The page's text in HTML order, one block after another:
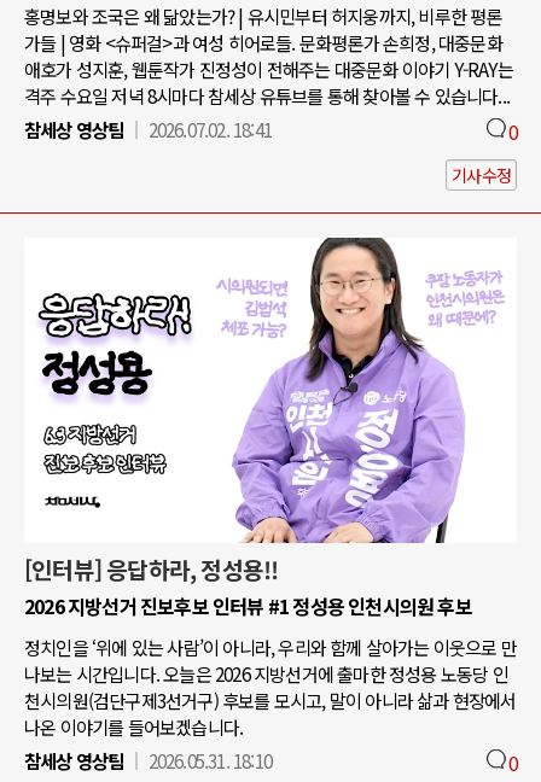
홍명보와 조국은 왜 닮았는가? | 유시민부터 허지웅까지, 비루한 평론
가들 | 영화 <슈퍼걸>과 여성 히어로들. 문화평론가 손희정, 대중문화
애호가 성지훈, 웹툰작가 진정성이 전해주는 대중문화 이야기 Y-RAY는
격주 수요일 저녁 8시마다 참세상 유튜브를 통해 찾아볼 수 있습니다...
참세상 영상팀
2026.07.02. 18:41 0
기사수정
[인터뷰] 응답하라, 정성용!!
2026 지방선거 진보후보 인터뷰 #1 정성용 인천시의원 후보
정치인을 ‘위에 있는 사람’이 아니라, 우리와 함께 살아가는 이웃으로 만
나보는 시간입니다. 오늘은 2026 지방선거에 출마한 정성용 노동당 인
천시의원(검단구제3선거구) 후보를 모시고, 말이 아니라 삶과 현장에서
나온 이야기를 들어보겠습니다.
참세상 영상팀
2026.05.31. 18:10 0